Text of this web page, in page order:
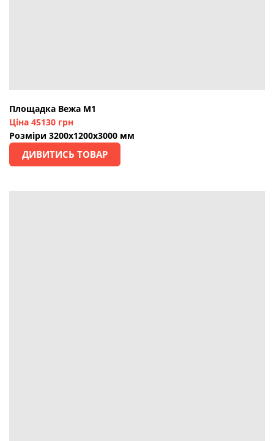
Площадка Вежа М1
Ціна 45130 грн
Розміри 3200х1200х3000 мм
ДИВИТИСЬ ТОВАР